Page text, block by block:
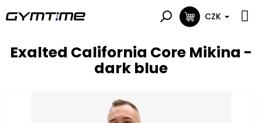
na
NÁKUPNÍ
CZK
Exalted California Core Mikina -
dark blue